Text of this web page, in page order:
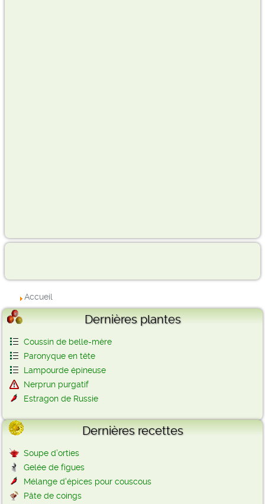
Accueil
Dernières plantes
Coussin de belle-mère
Paronyque en tête
Lampourde épineuse
Nerprun purgatif
Estragon de Russie
Dernières recettes
Soupe d’orties
Gelée de figues
Mélange d'épices pour couscous
Pâte de coings